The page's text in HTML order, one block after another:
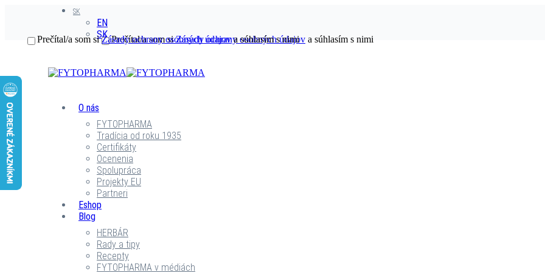
SK
EN
SK
O nás
FYTOPHARMA
Tradícia od roku 1935
Certifikáty
Ocenenia
Spolupráca
Projekty EU
Partneri
Eshop
Blog
HERBÁR
Rady a tipy
Recepty
FYTOPHARMA v médiách
Prečítal/a som siZásady ochrany osobných údajov a súhlasím s nimi
Prečítal/a som siZásady ochrany osobných údajova súhlasím s nimi